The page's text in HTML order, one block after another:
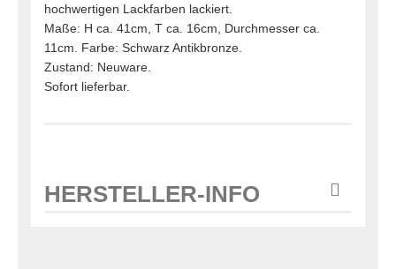
hochwertigen Lackfarben lackiert.
Maße: H ca. 41cm, T ca. 16cm, Durchmesser ca.
11cm. Farbe: Schwarz Antikbronze.
Zustand: Neuware.
Sofort lieferbar.
HERSTELLER-INFO